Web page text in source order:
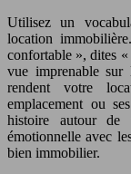
Utilisez un
location
confortable », dites
vue imprenable
rendent votre
emplacement ou
histoire autour de
émotionnelle avec
bien immobilier.